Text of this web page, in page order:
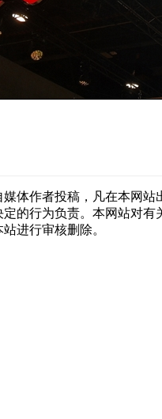
体作者投稿，凡在本网
的行为负责。本网站对
进行审核删除。